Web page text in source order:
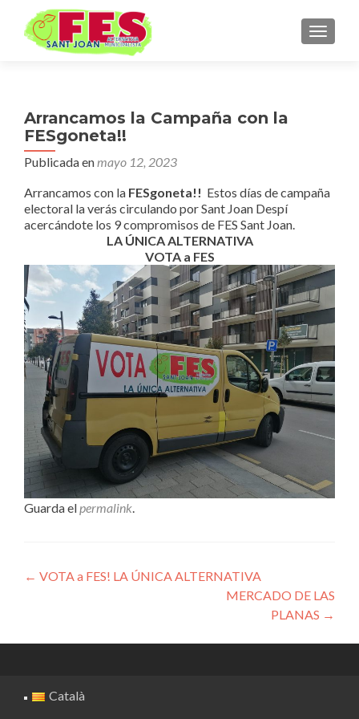
Arrancamos la Campaña con la
FESgoneta!!
Publicada enmayo 12, 2023
Arrancamos con la FESgoneta!! Estos días de campaña
electoral la verás circulando por Sant Joan Despí
acercándote los 9 compromisos de FES Sant Joan.
LA ÚNICA ALTERNATIVA
VOTA a FES
Guarda elpermalink.
Navegación de entradas
← VOTA a FES! LA ÚNICA ALTERNATIVA
MERCADO DE LAS
PLANAS →
Català